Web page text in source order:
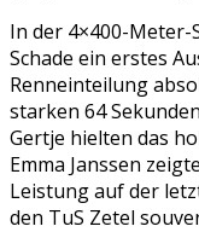
In der 4×400-
Schade ein erstes
Renneinteilung
starken 64
Gertje hielten das
Emma Janssen
Leistung auf der
den TuS Zetel